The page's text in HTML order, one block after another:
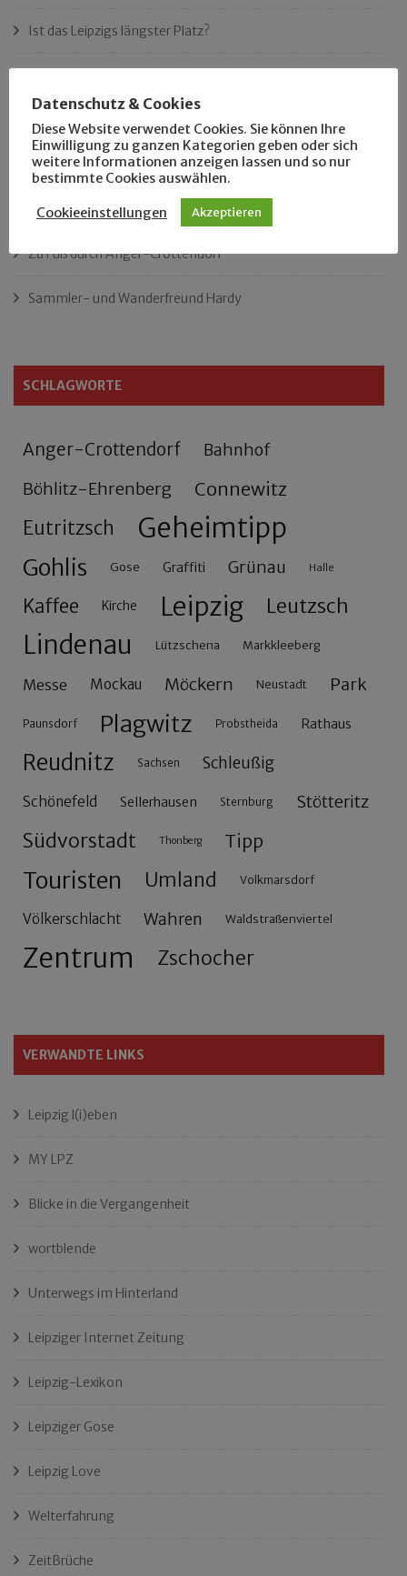
Ist das Leipzigs längster Platz?
Das neue Eutritzsch-Buch
Der Leipziger Schmiedetag von 1904
Rennfahrer in Schönefeld und Zschocher
Zu Fuß durch Anger-Crottendorf
Sammler- und Wanderfreund Hardy
SCHLAGWORTE
Anger-Crottendorf Bahnhof
Böhlitz-Ehrenberg Connewitz
Eutritzsch Geheimtipp
Gohlis Gose Graffiti Grünau Halle
Kaffee Kirche Leipzig Leutzsch
Lindenau Lützschena Markkleeberg
Messe Mockau Möckern Neustadt Park
Paunsdorf Plagwitz Probstheida Rathaus
Reudnitz Sachsen Schleußig
Schönefeld Sellerhausen Sternburg Stötteritz
Südvorstadt Thonberg Tipp
Touristen Umland Volkmarsdorf
Völkerschlacht Wahren Waldstraßenviertel
Zentrum Zschocher
VERWANDTE LINKS
Leipzig l(i)eben
MY LPZ
Blicke in die Vergangenheit
wortblende
Unterwegs im Hinterland
Leipziger Internet Zeitung
Leipzig-Lexikon
Leipziger Gose
Leipzig Love
Welterfahrung
ZeitBrüche
Datenschutz & Cookies
Diese Website verwendet Cookies. Sie können Ihre
Einwilligung zu ganzen Kategorien geben oder sich
weitere Informationen anzeigen lassen und so nur
bestimmte Cookies auswählen.
Cookieeinstellungen Akzeptieren